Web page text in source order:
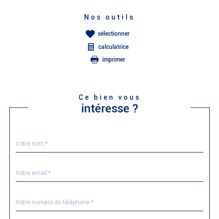
Nos outils
sélectionner
calculatrice
imprimer
Ce bien vous
intéresse ?
par
*
*
*